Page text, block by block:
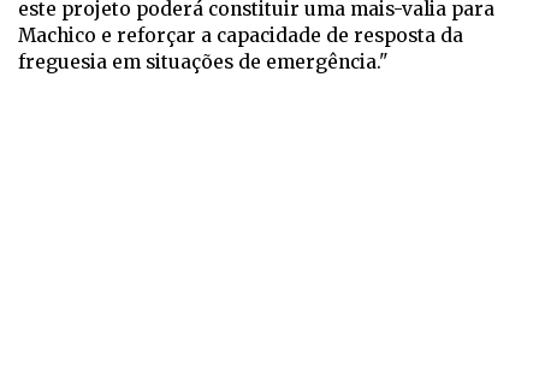
este projeto poderá constituir uma mais-valia para
Machico e reforçar a capacidade de resposta da
freguesia em situações de emergência."